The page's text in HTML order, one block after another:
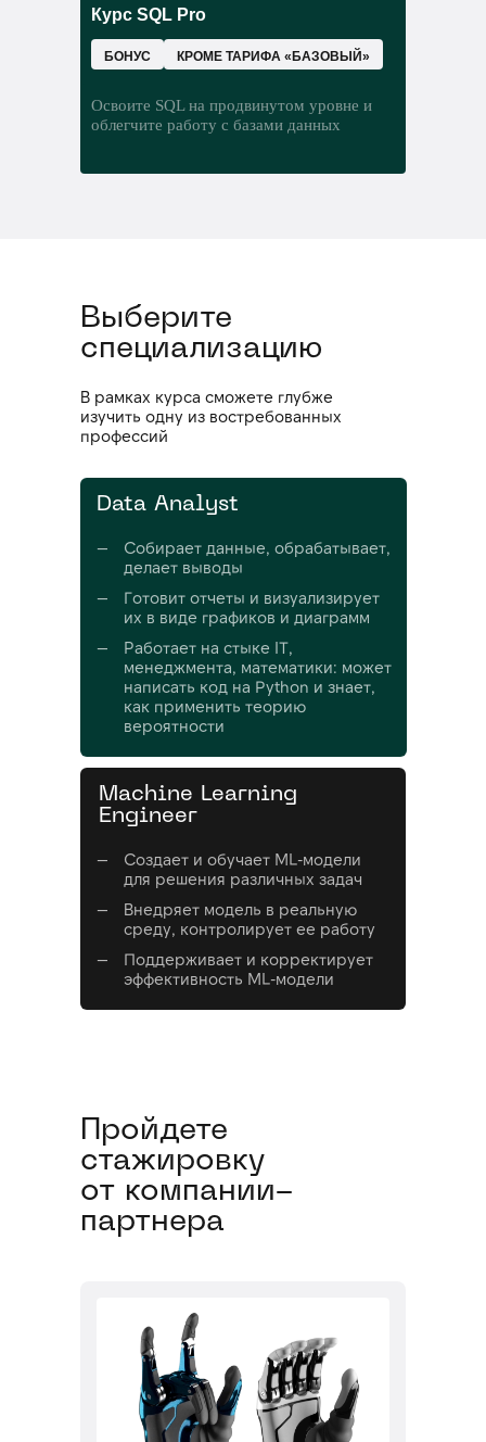
что такое нейрон и нейронная сеть
как создать инфраструктуру для
моделей машинного обучения
В этом модуле вместе с карьерным
Курс SQL Pro
БОНУС КРОМЕ ТАРИФА «БАЗОВЫЙ»
Освоите SQL на продвинутом уровне и
облегчите работу с базами данных
Data Analyst
—
Собирает данные, обрабатывает,
делает выводы
—
Готовит отчеты и визуализирует
их в виде графиков и диаграмм
—
Работает на стыке IT,
менеджмента, математики: может
написать код на Python и знает,
как применить теорию
вероятности
Machine Learning
Engineer
Выберите
специализацию
В рамках курса сможете глубже
изучить одну из востребованных
профессий
—
Создает и обучает ML-модели
для решения различных задач
—
Внедряет модель в реальную
среду, контролирует ее работу
—
Поддерживает и корректирует
эффективность ML-модели
Пройдете
стажировку
от компании-
партнера